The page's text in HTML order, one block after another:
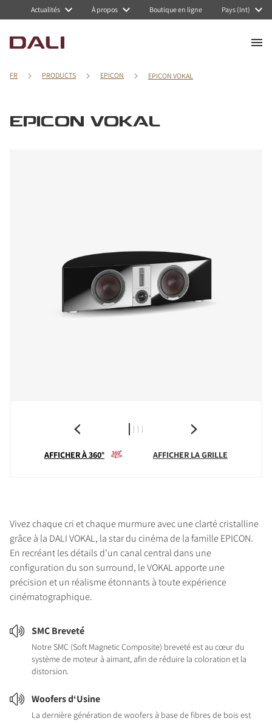
Actualités À propos Boutique en ligne Pays (Int)
FR PRODUCTS EPICON EPICON VOKAL
EPICON VOKAL
AFFICHER À 360° AFFICHER LA GRILLE
Vivez chaque cri et chaque murmure avec une clarté cristalline
grâce à la DALI VOKAL, la star du cinéma de la famille EPICON.
En recréant les détails d’un canal central dans une
configuration du son surround, le VOKAL apporte une
précision et un réalisme étonnants à toute expérience
cinématographique.
SMC Breveté
Notre SMC (Soft Magnetic Composite) breveté est au cœur du
système de moteur à aimant, afin de réduire la coloration et la
distorsion.
Woofers d‘Usine
La dernière génération de woofers à base de fibres de bois est